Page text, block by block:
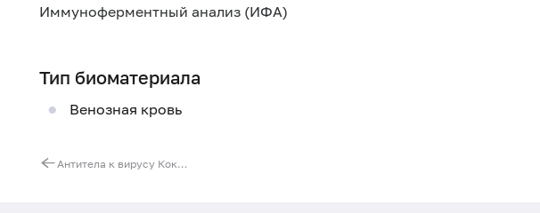
Иммуноферментный анализ (ИФА)
Тип биоматериала
Венозная кровь
Антитела к вирусу Коксаки (Coxsackievirus, IgM)